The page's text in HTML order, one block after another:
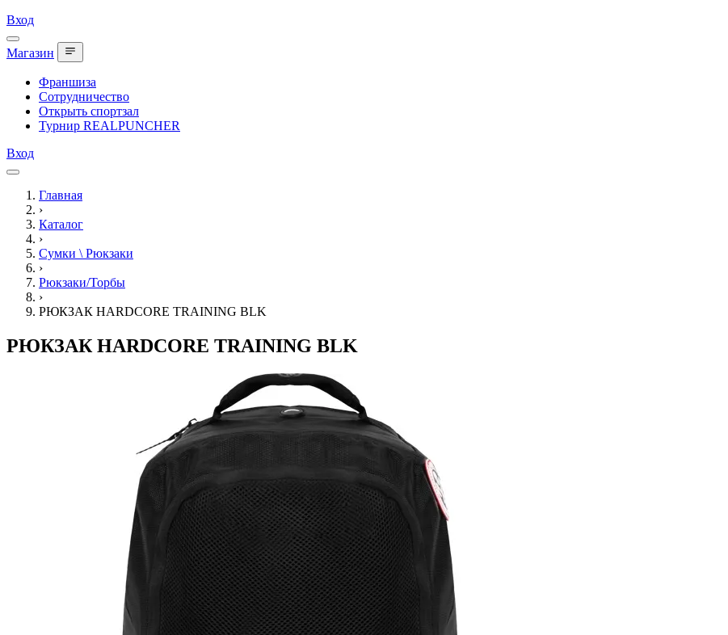
Вход
Магазин
Франшиза
Сотрудничество
Открыть спортзал
Турнир REALPUNCHER
Вход
Главная
›
Каталог
›
Сумки \ Рюкзаки
›
Рюкзаки/Торбы
›
РЮКЗАК HARDCORE TRAINING BLK
РЮКЗАК HARDCORE TRAINING BLK